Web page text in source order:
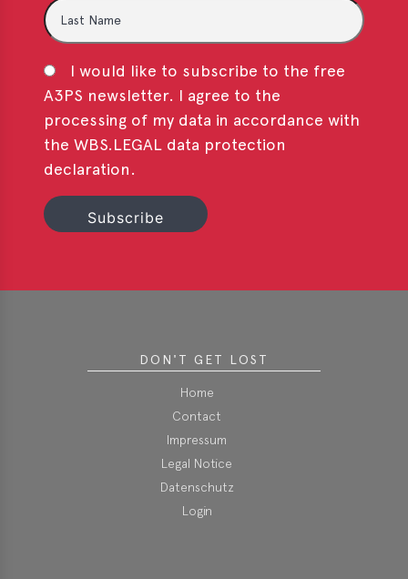
I would like to subscribe to the free
A3PS newsletter. I agree to the
processing of my data in accordance with
the WBS.LEGAL data protection
declaration.
DON'T GET LOST
Home
Contact
Impressum
Legal Notice
Datenschutz
Login